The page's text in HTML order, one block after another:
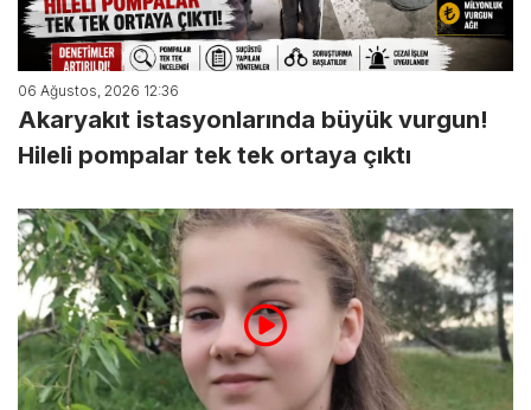
06 Ağustos, 2026 12:36
Akaryakıt istasyonlarında büyük vurgun!
Hileli pompalar tek tek ortaya çıktı